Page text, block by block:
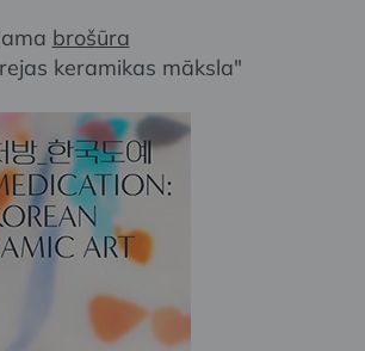
brošūra
keramikas māksla"